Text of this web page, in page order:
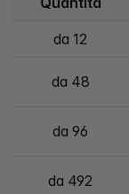
da 12
da 48
da 96
da 492